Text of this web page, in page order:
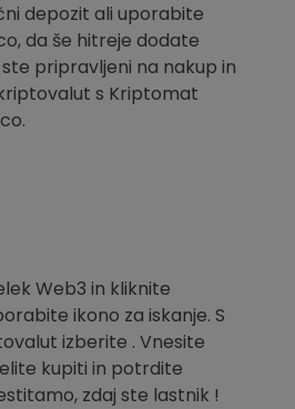
depozit ali uporabite
da še hitreje dodate
pripravljeni na nakup in
s Kriptomat
Web3 in kliknite
ikono za iskanje. S
izberite . Vnesite
kupiti in potrdite
zdaj ste lastnik !